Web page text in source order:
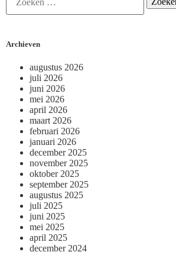
Archieven
augustus 2026
juli 2026
juni 2026
mei 2026
april 2026
maart 2026
februari 2026
januari 2026
december 2025
november 2025
oktober 2025
september 2025
augustus 2025
juli 2025
juni 2025
mei 2025
april 2025
december 2024